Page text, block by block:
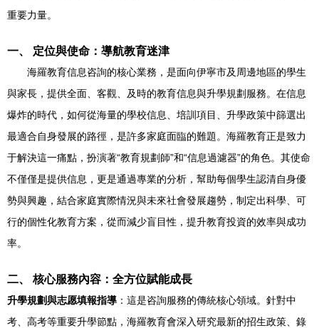
重要力量。
一、 定位與使命：導航教育迷津
海羅教育信息咨詢的核心業務，是面向伊寧市及周邊地區的學生
與家長，提供全面、客觀、及時的教育信息與升學規劃服務。在信息
爆炸的時代，如何從海量的學校信息、培訓項目、升學政策中篩選出
最適合自身發展的路徑，是許多家庭面臨的難題。海羅教育正是致力
于解決這一痛點，扮演著“教育規劃師”和“信息過濾器”的角色。其使命
不僅僅是提供信息，更是通過專業的分析，幫助每個學生認清自身優
勢與興趣，結合家庭實際情況與未來社會發展趨勢，制定出科學、可
行的個性化教育方案，從而減少盲目性，提升教育投資的效率與成功
率。
二、 核心服務內容：全方位賦能成長
升學規劃與志愿填報指導 ：這是咨詢服務的傳統核心領域。針對中
考、高考等重要升學節點，海羅教育會深入研究最新的招生政策、錄